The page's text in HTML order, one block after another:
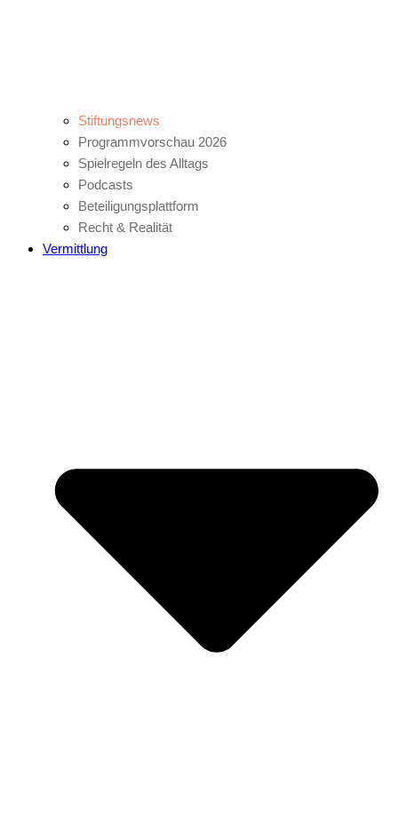
Stiftungsnews
Programmvorschau 2026
Spielregeln des Alltags
Podcasts
Beteiligungsplattform
Recht & Realität
Vermittlung